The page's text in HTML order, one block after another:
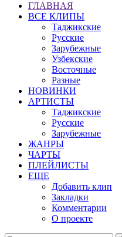
ГЛАВНАЯ
ВСЕ КЛИПЫ
Таджикские
Русские
Зарубежные
Узбекские
Восточные
Разные
НОВИНКИ
АРТИСТЫ
Таджикские
Русские
Зарубежные
ЖАНРЫ
ЧАРТЫ
ПЛЕЙЛИСТЫ
ЕЩЕ
Добавить клип
Закладки
Комментарии
О проекте